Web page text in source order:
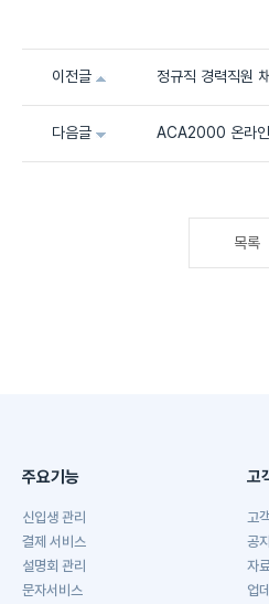
이전글 정규직 경력직원
다음글 ACA2000 온라인
목록
주요기능
신입생 관리
결제 서비스
설명회 관리
문자서비스
고
고
공
자
업